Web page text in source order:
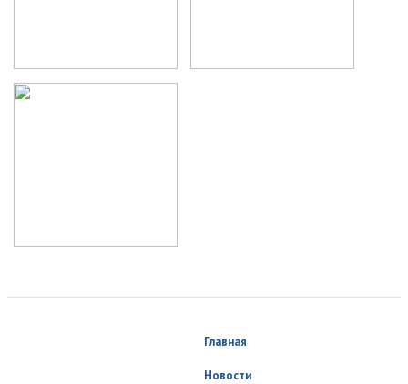
Главная
Новости